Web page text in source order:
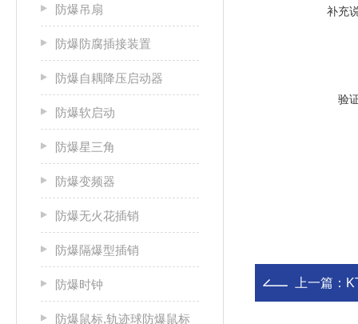
防爆吊扇
防爆防腐插接装置
防爆自耦降压启动器
防爆软启动
防爆星三角
防爆变频器
防爆无火花插销
防爆隔爆型插销
防爆时钟
防爆鼠标,轨迹球防爆鼠标
补充
验
上一篇：